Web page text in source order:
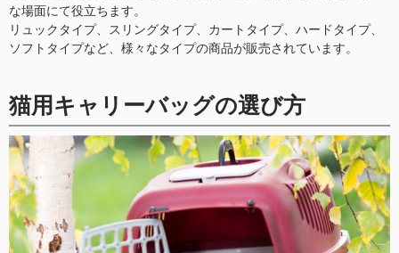
な場面にて役立ちます。
リュックタイプ、スリングタイプ、カートタイプ、ハードタイプ、
ソフトタイプなど、様々なタイプの商品が販売されています。
猫用キャリーバッグの選び方